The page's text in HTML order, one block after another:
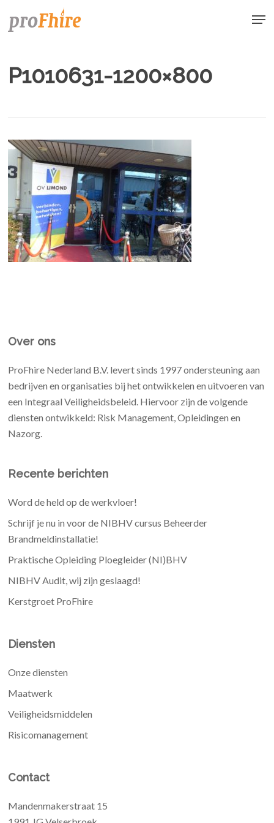
P1010631-1200×800
Over ons
ProFhire Nederland B.V. levert sinds 1997 ondersteuning aan
bedrijven en organisaties bij het ontwikkelen en uitvoeren van
een Integraal Veiligheidsbeleid. Hiervoor zijn de volgende
diensten ontwikkeld: Risk Management, Opleidingen en
Nazorg.
Recente berichten
Word de held op de werkvloer!
Schrijf je nu in voor de NIBHV cursus Beheerder
Brandmeldinstallatie!
Praktische Opleiding Ploegleider (NI)BHV
NIBHV Audit, wij zijn geslaagd!
Kerstgroet ProFhire
Diensten
Onze diensten
Maatwerk
Veiligheidsmiddelen
Risicomanagement
Contact
Mandenmakerstraat 15